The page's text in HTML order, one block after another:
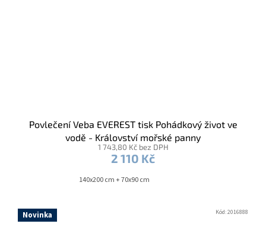
Povlečení Veba EVEREST tisk Pohádkový život ve
vodě - Království mořské panny
1 743,80 Kč bez DPH
2 110 Kč
140x200 cm + 70x90 cm
Novinka Kód:2016888